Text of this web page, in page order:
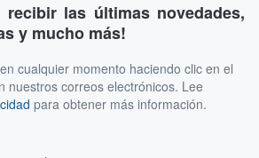
recibir las últimas novedades,
y mucho más!
cualquier momento haciendo clic en el
nuestros correos electrónicos. Lee
para obtener más información.